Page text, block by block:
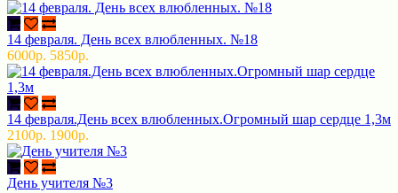
14 февраля. День всех влюбленных. №18
6000р. 5850р.
14 февраля.День всех влюбленных.Огромный шар сердце 1,3м
2100р. 1900р.
День учителя №3